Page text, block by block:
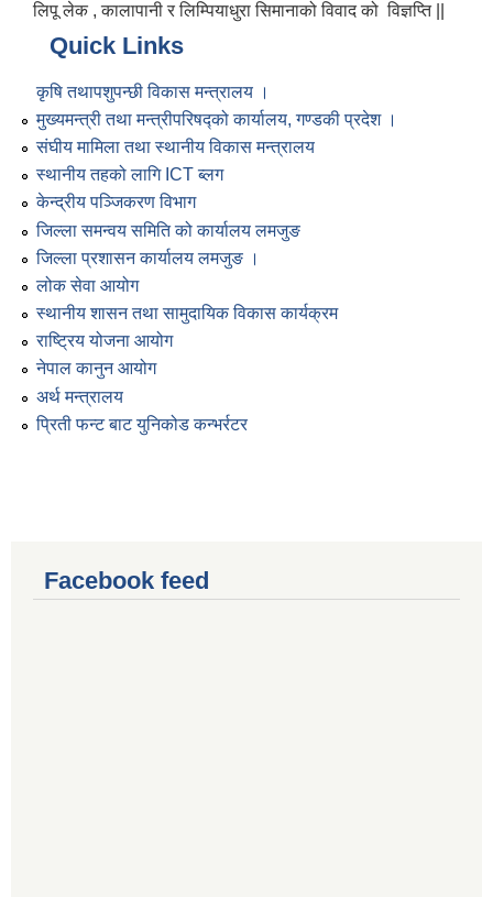
लिपू लेक , कालापानी र लिम्पियाधुरा सिमानाको विवाद को विज्ञप्ति ||
Quick Links
कृषि तथापशुपन्छी विकास मन्त्रालय ।
मुख्यमन्त्री तथा मन्त्रीपरिषद्को कार्यालय, गण्डकी प्रदेश ।
संघीय मामिला तथा स्थानीय विकास मन्त्रालय
स्थानीय तहको लागि ICT ब्लग
केन्द्रीय पञ्जिकरण विभाग
जिल्ला समन्वय समिति को कार्यालय लमजुङ
जिल्ला प्रशासन कार्यालय लमजुङ ।
लोक सेवा आयोग
स्थानीय शासन तथा सामुदायिक विकास कार्यक्रम
राष्ट्रिय योजना आयोग
नेपाल कानुन आयोग
अर्थ मन्त्रालय
प्रिती फन्ट बाट युनिकोड कन्भर्रटर
Facebook feed